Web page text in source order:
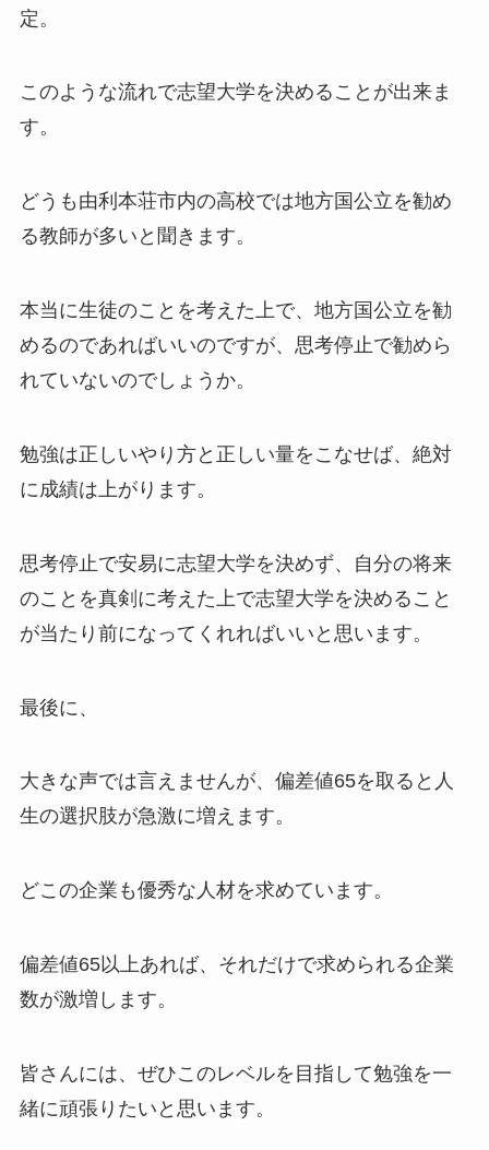
定。
このような流れで志望大学を決めることが出来ま
す。
どうも由利本荘市内の高校では地方国公立を勧め
る教師が多いと聞きます。
本当に生徒のことを考えた上で、地方国公立を勧
めるのであればいいのですが、思考停止で勧めら
れていないのでしょうか。
勉強は正しいやり方と正しい量をこなせば、絶対
に成績は上がります。
思考停止で安易に志望大学を決めず、自分の将来
のことを真剣に考えた上で志望大学を決めること
が当たり前になってくれればいいと思います。
最後に、
大きな声では言えませんが、偏差値65を取ると人
生の選択肢が急激に増えます。
どこの企業も優秀な人材を求めています。
偏差値65以上あれば、それだけで求められる企業
数が激増します。
皆さんには、ぜひこのレベルを目指して勉強を一
緒に頑張りたいと思います。